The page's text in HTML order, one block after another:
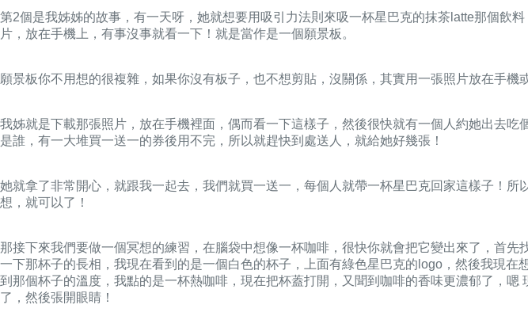
第2個是我姊姊的故事，有一天呀，她就想要用吸引力法則來吸一杯星巴克的抹茶latte那個飲
片，放在手機上，有事沒事就看一下！就是當作是一個願景板。
願景板你不用想的很複雜，如果你沒有板子，也不想剪貼，沒關係，其實用一張照片放在手
我姊就是下載那張照片，放在手機裡面，偶而看一下這樣子，然後很快就有一個人約她出去
是誰，有一大堆買一送一的券後用不完，所以就趕快到處送人，就給她好幾張！
她就拿了非常開心，就跟我一起去，我們就買一送一，每個人就帶一杯星巴克回家這樣子！
想，就可以了！
那接下來我們要做一個冥想的練習，在腦袋中想像一杯咖啡，很快你就會把它變出來了，首
一下那杯子的長相，我現在看到的是一個白色的杯子，上面有綠色星巴克的logo，然後我現
到那個杯子的溫度，我點的是一杯熱咖啡，現在把杯蓋打開，又聞到咖啡的香味更濃郁了，
了，然後張開眼睛！